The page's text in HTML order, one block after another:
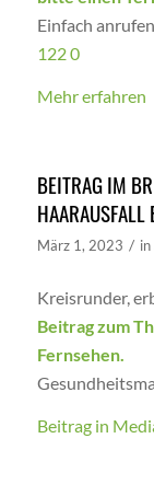
Einfach
122 0
Mehr erfahren
BEITRAG IM
HAARAUSFALL
März 1, 2023 / in
Kreisrunder,
Beitrag zum
Fernsehen.
Beitrag in